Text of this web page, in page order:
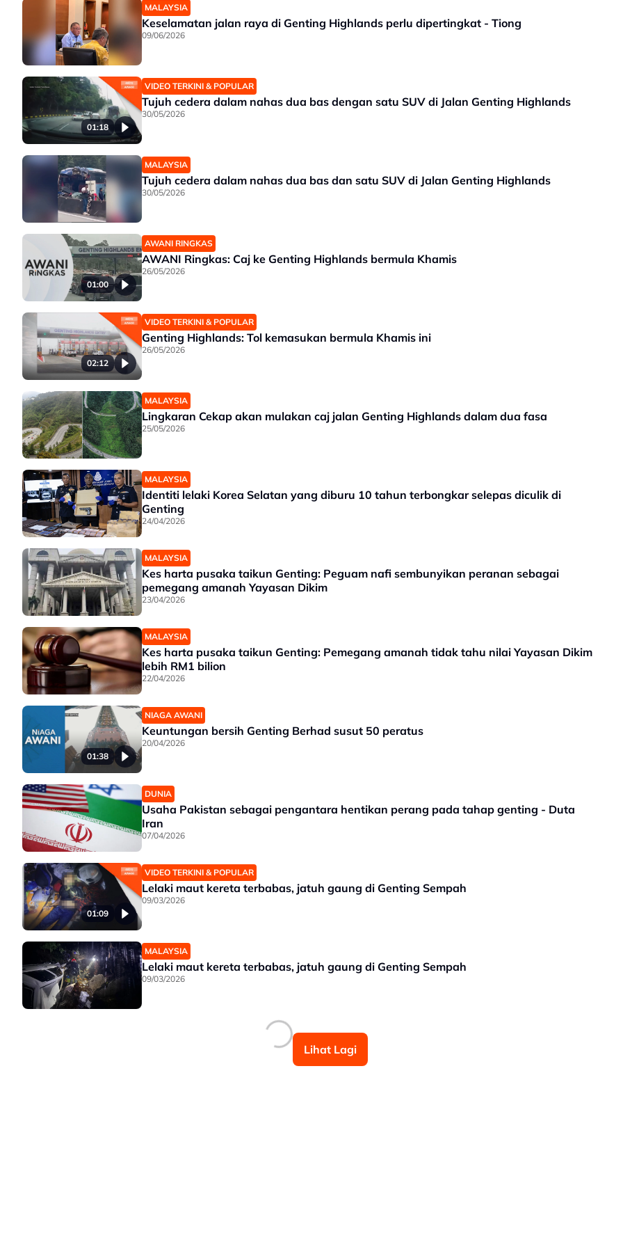
MALAYSIA
Keselamatan jalan raya di Genting Highlands perlu dipertingkat - Tiong
09/06/2026
01:18
VIDEO TERKINI & POPULAR
Tujuh cedera dalam nahas dua bas dengan satu SUV di Jalan Genting Highlands
30/05/2026
MALAYSIA
Tujuh cedera dalam nahas dua bas dan satu SUV di Jalan Genting Highlands
30/05/2026
01:00
AWANI RINGKAS
AWANI Ringkas: Caj ke Genting Highlands bermula Khamis
26/05/2026
02:12
VIDEO TERKINI & POPULAR
Genting Highlands: Tol kemasukan bermula Khamis ini
26/05/2026
MALAYSIA
Lingkaran Cekap akan mulakan caj jalan Genting Highlands dalam dua fasa
25/05/2026
MALAYSIA
Identiti lelaki Korea Selatan yang diburu 10 tahun terbongkar selepas diculik di
Genting
24/04/2026
MALAYSIA
Kes harta pusaka taikun Genting: Peguam nafi sembunyikan peranan sebagai
pemegang amanah Yayasan Dikim
23/04/2026
MALAYSIA
Kes harta pusaka taikun Genting: Pemegang amanah tidak tahu nilai Yayasan Dikim
lebih RM1 bilion
22/04/2026
01:38
NIAGA AWANI
Keuntungan bersih Genting Berhad susut 50 peratus
20/04/2026
DUNIA
Usaha Pakistan sebagai pengantara hentikan perang pada tahap genting - Duta
Iran
07/04/2026
01:09
VIDEO TERKINI & POPULAR
Lelaki maut kereta terbabas, jatuh gaung di Genting Sempah
09/03/2026
MALAYSIA
Lelaki maut kereta terbabas, jatuh gaung di Genting Sempah
09/03/2026
Lihat Lagi